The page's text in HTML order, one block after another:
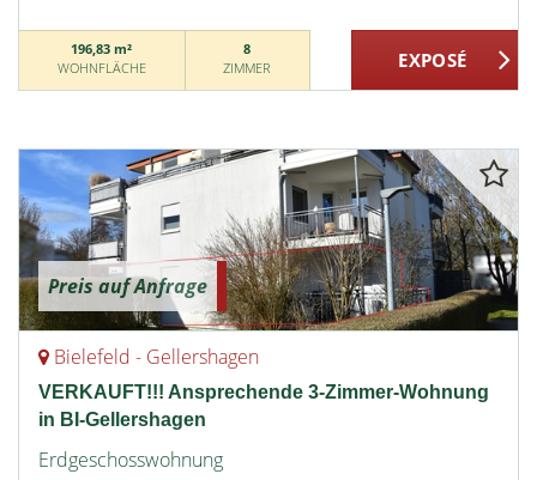
196,83 m²
WOHNFLÄCHE
8
ZIMMER
Preis auf Anfrage
Bielefeld - Gellershagen
VERKAUFT!!! Ansprechende 3-Zimmer-Wohnung
in BI-Gellershagen
Erdgeschosswohnung